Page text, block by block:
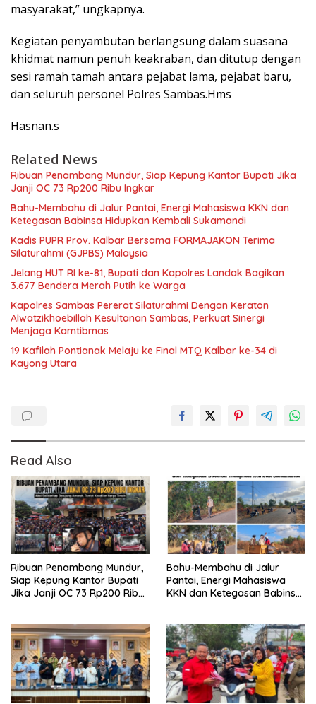
masyarakat,” ungkapnya.
Kegiatan penyambutan berlangsung dalam suasana
khidmat namun penuh keakraban, dan ditutup dengan
sesi ramah tamah antara pejabat lama, pejabat baru,
dan seluruh personel Polres Sambas.Hms
Hasnan.s
Related News
Ribuan Penambang Mundur, Siap Kepung Kantor Bupati Jika
Janji OC 73 Rp200 Ribu Ingkar
Bahu-Membahu di Jalur Pantai, Energi Mahasiswa KKN dan
Ketegasan Babinsa Hidupkan Kembali Sukamandi
Kadis PUPR Prov. Kalbar Bersama FORMAJAKON Terima
Silaturahmi (GJPBS) Malaysia
Jelang HUT RI ke-81, Bupati dan Kapolres Landak Bagikan
3.677 Bendera Merah Putih ke Warga
‎Kapolres Sambas Pererat Silaturahmi Dengan Keraton
Alwatzikhoebillah Kesultanan Sambas, Perkuat Sinergi
Menjaga Kamtibmas
19 Kafilah Pontianak Melaju ke Final MTQ Kalbar ke-34 di
Kayong Utara
Read Also
Ribuan Penambang Mundur,
Siap Kepung Kantor Bupati
Jika Janji OC 73 Rp200 Ribu
Bahu-Membahu di Jalur
Pantai, Energi Mahasiswa
KKN dan Ketegasan Babinsa